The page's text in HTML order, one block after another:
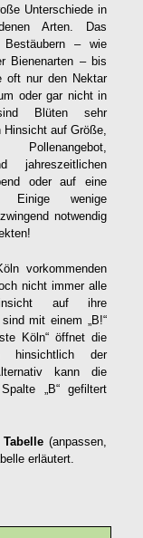
Unterschiede in
Arten. Das
– wie
Bienenarten – bis
oft nur den Nektar
oder gar nicht in
Blüten sehr
auf Größe,
jahreszeitlichen
oder auf eine
Einige wenige
notwendig
vorkommenden
nicht immer alle
auf ihre
mit einem „B!“
Köln“ öffnet die
hinsichtlich der
kann die
„B“ gefiltert
(anpassen,
erläutert.